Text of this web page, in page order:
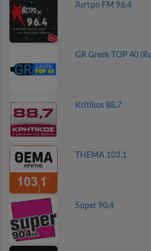
Άστρο FM 96,4
GR Greek TOP 40
Kritikos 88,7
THEMA 103.1
Super 90,4